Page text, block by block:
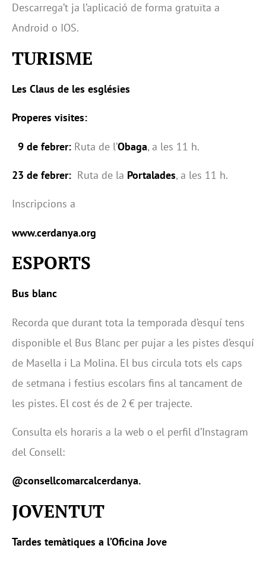
Descarrega’t ja l’aplicació de forma gratuïta a
Android o IOS.
TURISME
Les Claus de les esglésies
Properes visites:
9 de febrer: Ruta de l’Obaga, a les 11 h.
23 de febrer: Ruta de la Portalades, a les 11 h.
Inscripcions a
www.cerdanya.org
ESPORTS
Bus blanc
Recorda que durant tota la temporada d’esquí tens
disponible el Bus Blanc per pujar a les pistes d’esquí
de Masella i La Molina. El bus circula tots els caps
de setmana i festius escolars fins al tancament de
les pistes. El cost és de 2 € per trajecte.
Consulta els horaris a la web o el perfil d’Instagram
del Consell:
@consellcomarcalcerdanya.
JOVENTUT
Tardes temàtiques a l’Oficina Jove